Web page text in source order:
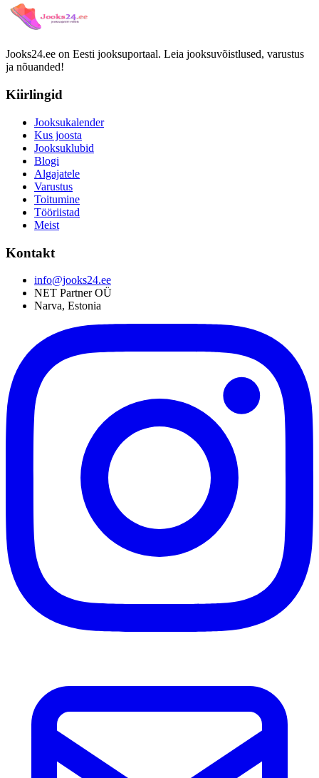
Jooks24.ee on Eesti jooksuportaal. Leia jooksuvõistlused, varustus
ja nõuanded!
Kiirlingid
Jooksukalender
Kus joosta
Jooksuklubid
Blogi
Algajatele
Varustus
Toitumine
Tööriistad
Meist
Kontakt
info@jooks24.ee
NET Partner OÜ
Narva, Estonia